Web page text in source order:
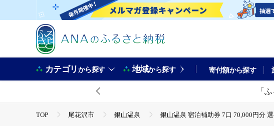
カテゴリから探す 地域から探す 寄付額から探す
「
TOP 尾花沢市 銀山温泉 銀山温泉 宿泊補助券 7口 70,000円分